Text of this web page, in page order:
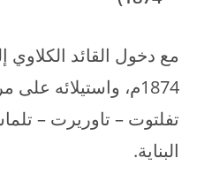
مع دخول القائد
1874م، واستيلائه
تفلتوت – تاوريرت –
البناية.